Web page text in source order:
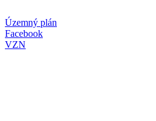
Územný plán
Facebook
VZN